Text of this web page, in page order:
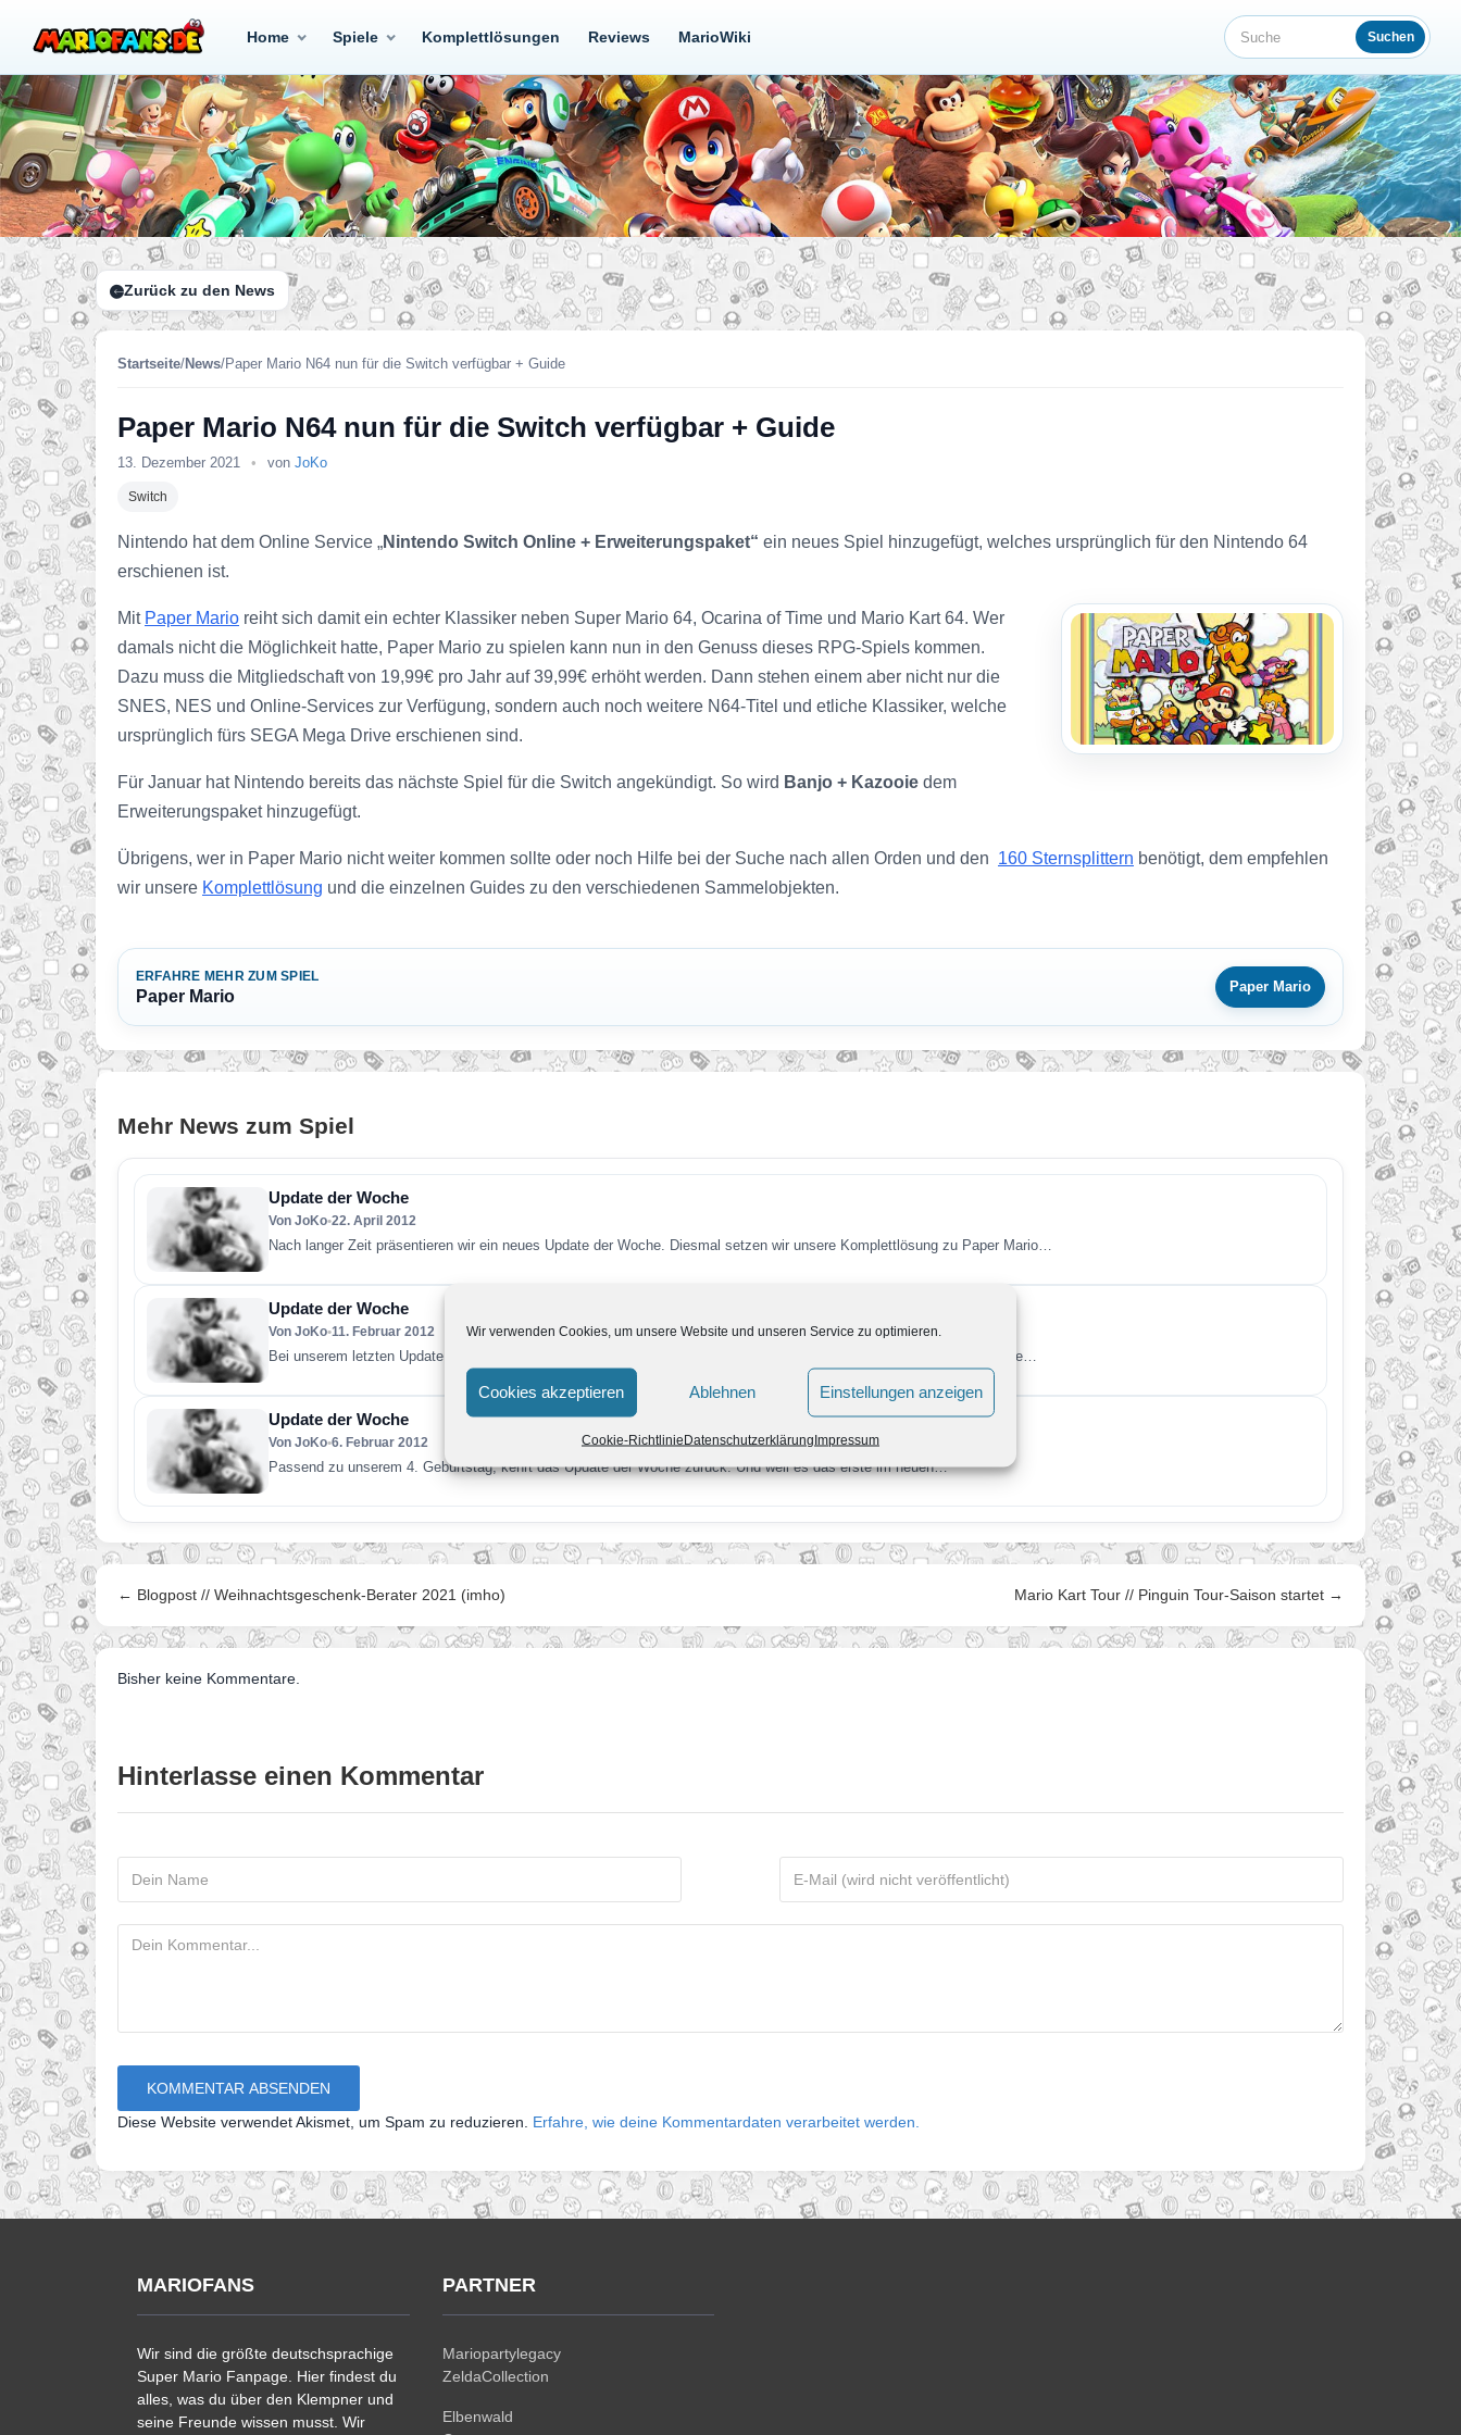
Wir verwenden Cookies, um unsere Website und unseren Service zu optimieren.
Cookies akzeptieren Ablehnen Einstellungen anzeigen
Cookie-RichtlinieDatenschutzerklärungImpressum
Home Spiele Komplettlösungen Reviews MarioWiki Suche Suchen
Zurück zu den News
Startseite/News/Paper Mario N64 nun für die Switch verfügbar + Guide
Paper Mario N64 nun für die Switch verfügbar + Guide
13. Dezember 2021 • von JoKo
Switch
Nintendo hat dem Online Service „Nintendo Switch Online + Erweiterungspaket“ ein neues Spiel hinzugefügt, welches ursprünglich für den Nintendo 64
erschienen ist.
Mit Paper Mario reiht sich damit ein echter Klassiker neben Super Mario 64, Ocarina of Time und Mario Kart 64. Wer
damals nicht die Möglichkeit hatte, Paper Mario zu spielen kann nun in den Genuss dieses RPG-Spiels kommen.
Dazu muss die Mitgliedschaft von 19,99€ pro Jahr auf 39,99€ erhöht werden. Dann stehen einem aber nicht nur die
SNES, NES und Online-Services zur Verfügung, sondern auch noch weitere N64-Titel und etliche Klassiker, welche
ursprünglich fürs SEGA Mega Drive erschienen sind.
Für Januar hat Nintendo bereits das nächste Spiel für die Switch angekündigt. So wird Banjo + Kazooie dem
Erweiterungspaket hinzugefügt.
Übrigens, wer in Paper Mario nicht weiter kommen sollte oder noch Hilfe bei der Suche nach allen Orden und den 160 Sternsplittern benötigt, dem empfehlen
wir unsere Komplettlösung und die einzelnen Guides zu den verschiedenen Sammelobjekten.
ERFAHRE MEHR ZUM SPIEL
Paper Mario
Paper Mario
Mehr News zum Spiel
Update der Woche
Von JoKo•22. April 2012
Nach langer Zeit präsentieren wir ein neues Update der Woche. Diesmal setzen wir unsere Komplettlösung zu Paper Mario…
Update der Woche
Von JoKo•11. Februar 2012
Bei unserem letzten Update der Woche, haben wir die Komplettlösung zu Paper Mario begonnen. Diese wollen wir heute…
Update der Woche
Von JoKo•6. Februar 2012
Passend zu unserem 4. Geburtstag, kehrt das Update der Woche zurück. Und weil es das erste im neuen…
← Blogpost // Weihnachtsgeschenk-Berater 2021 (imho) Mario Kart Tour // Pinguin Tour-Saison startet →
Bisher keine Kommentare.
Hinterlasse einen Kommentar
Diese Website verwendet Akismet, um Spam zu reduzieren. Erfahre, wie deine Kommentardaten verarbeitet werden.
MARIOFANS
Wir sind die größte deutschsprachige
Super Mario Fanpage. Hier findest du
alles, was du über den Klempner und
seine Freunde wissen musst. Wir
PARTNER
Mariopartylegacy
ZeldaCollection
Elbenwald